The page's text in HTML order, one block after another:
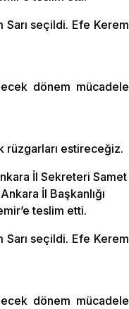
seçildi. Efe Kerem
dönem mücadele
rüzgarları estireceğiz.
İl Sekreteri Samet
İl Başkanlığı
teslim etti.
seçildi. Efe Kerem
dönem mücadele